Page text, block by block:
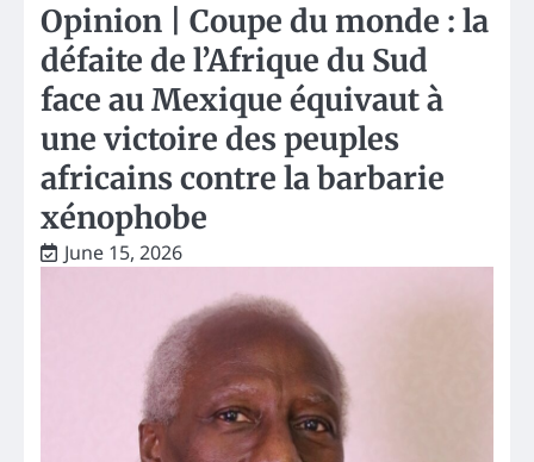
Opinion | Coupe du monde : la
défaite de l’Afrique du Sud
face au Mexique équivaut à
une victoire des peuples
africains contre la barbarie
xénophobe
June 15, 2026